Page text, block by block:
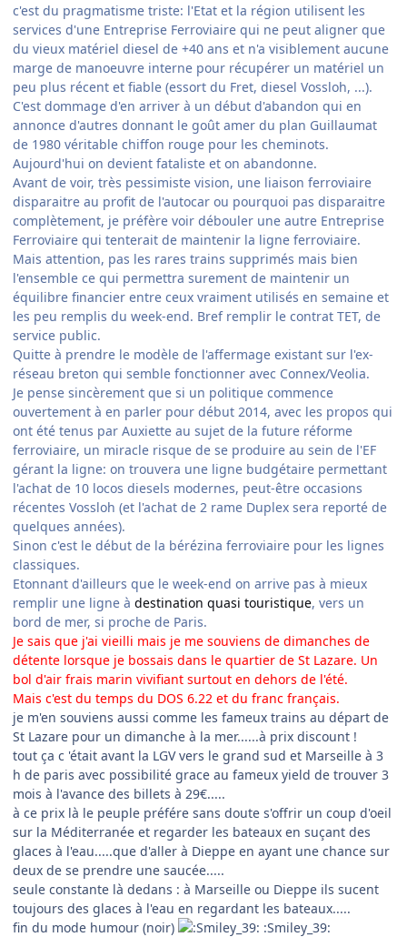
c'est du pragmatisme triste: l'Etat et la région utilisent les
services d'une Entreprise Ferroviaire qui ne peut aligner que
du vieux matériel diesel de +40 ans et n'a visiblement aucune
marge de manoeuvre interne pour récupérer un matériel un
peu plus récent et fiable (essort du Fret, diesel Vossloh, ...).
C'est dommage d'en arriver à un début d'abandon qui en
annonce d'autres donnant le goût amer du plan Guillaumat
de 1980 véritable chiffon rouge pour les cheminots.
Aujourd'hui on devient fataliste et on abandonne.
Avant de voir, très pessimiste vision, une liaison ferroviaire
disparaitre au profit de l'autocar ou pourquoi pas disparaitre
complètement, je préfère voir débouler une autre Entreprise
Ferroviaire qui tenterait de maintenir la ligne ferroviaire.
Mais attention, pas les rares trains supprimés mais bien
l'ensemble ce qui permettra surement de maintenir un
équilibre financier entre ceux vraiment utilisés en semaine et
les peu remplis du week-end. Bref remplir le contrat TET, de
service public.
Quitte à prendre le modèle de l'affermage existant sur l'ex-
réseau breton qui semble fonctionner avec Connex/Veolia.
Je pense sincèrement que si un politique commence
ouvertement à en parler pour début 2014, avec les propos qui
ont été tenus par Auxiette au sujet de la future réforme
ferroviaire, un miracle risque de se produire au sein de l'EF
gérant la ligne: on trouvera une ligne budgétaire permettant
l'achat de 10 locos diesels modernes, peut-être occasions
récentes Vossloh (et l'achat de 2 rame Duplex sera reporté de
quelques années).
Sinon c'est le début de la bérézina ferroviaire pour les lignes
classiques.
Etonnant d'ailleurs que le week-end on arrive pas à mieux
remplir une ligne à destination quasi touristique, vers un
bord de mer, si proche de Paris.
Je sais que j'ai vieilli mais je me souviens de dimanches de
détente lorsque je bossais dans le quartier de St Lazare. Un
bol d'air frais marin vivifiant surtout en dehors de l'été.
Mais c'est du temps du DOS 6.22 et du franc français.
je m'en souviens aussi comme les fameux trains au départ de
St Lazare pour un dimanche à la mer......à prix discount !
tout ça c 'était avant la LGV vers le grand sud et Marseille à 3
h de paris avec possibilité grace au fameux yield de trouver 3
mois à l'avance des billets à 29€.....
à ce prix là le peuple préfére sans doute s'offrir un coup d'oeil
sur la Méditerranée et regarder les bateaux en suçant des
glaces à l'eau.....que d'aller à Dieppe en ayant une chance sur
deux de se prendre une saucée.....
seule constante là dedans : à Marseille ou Dieppe ils sucent
toujours des glaces à l'eau en regardant les bateaux.....
fin du mode humour (noir)
:Smiley_39: